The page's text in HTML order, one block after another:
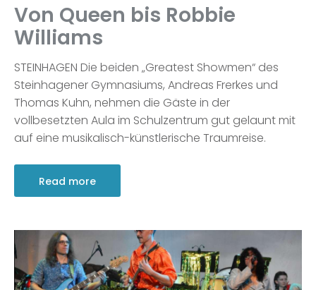
Von Queen bis Robbie
Williams
STEINHAGEN Die beiden „Greatest Showmen“ des
Steinhagener Gymnasiums, Andreas Frerkes und
Thomas Kuhn, nehmen die Gäste in der
vollbesetzten Aula im Schulzentrum gut gelaunt mit
auf eine musikalisch-künstlerische Traumreise.
Read more